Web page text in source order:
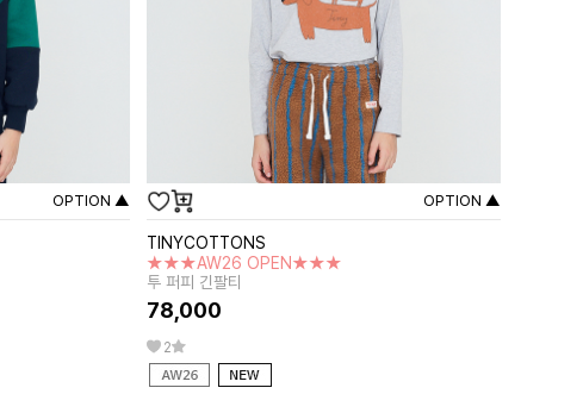
OPTION ▲ OPTION ▲
TINYCOTTONS
★★★AW26 OPEN★★★
투 퍼피 긴팔티
78,000
2